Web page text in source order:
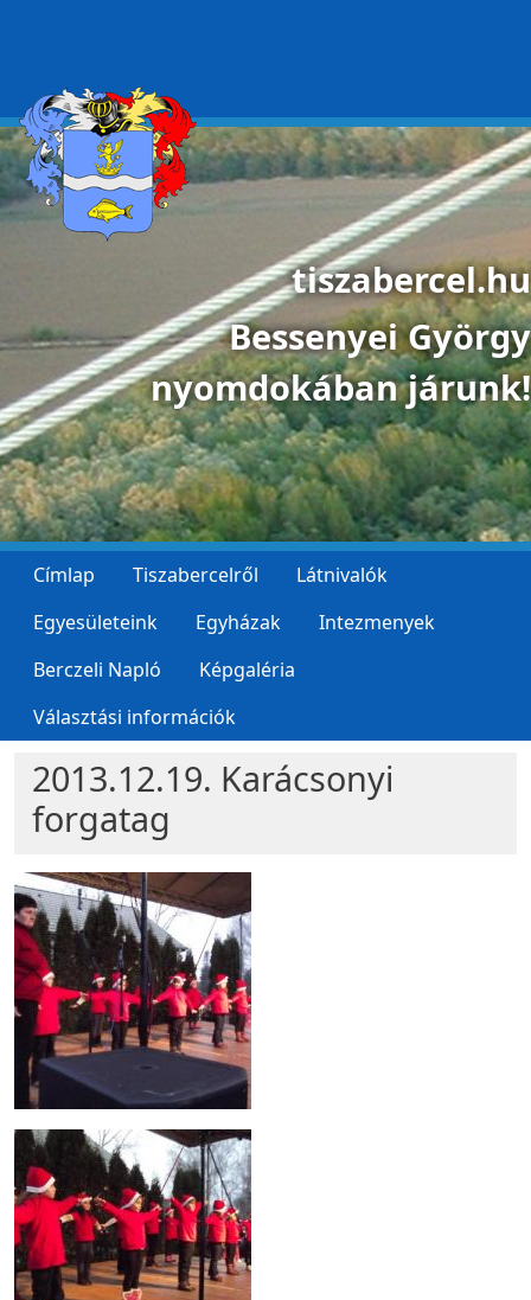
tiszabercel.hu
Bessenyei György
nyomdokában járunk!
Címlap Tiszabercelről
Látnivalók
Egyesületeink
Egyházak
Intezmenyek
Berczeli Napló
Képgaléria
Választási információk
2013.12.19. Karácsonyi
forgatag